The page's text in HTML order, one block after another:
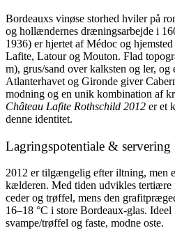
Bordeauxs vinøse storhed hviler på
og hollændernes dræningsarbejde i
1936) er hjertet af Médoc og
Lafite, Latour og Mouton. Flad
m), grus/sand over kalksten og ler,
Atlanterhavet og Gironde giver
modning og en unik kombination af
Château Lafite Rothschild 2012 er et
denne identitet.
Lagringspotentiale & servering
2012 er tilgængelig efter iltning, men
kælderen. Med tiden udvikles tertiære
ceder og trøffel, mens den
16–18 °C i store Bordeaux-glas.
svampe/trøffel og faste, modne oste.